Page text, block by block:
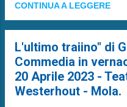
CONTINUA A LEGGERE
L'ultimo traiino" di
Commedia in
20 Aprile 2023 -
Westerhout - Mola.